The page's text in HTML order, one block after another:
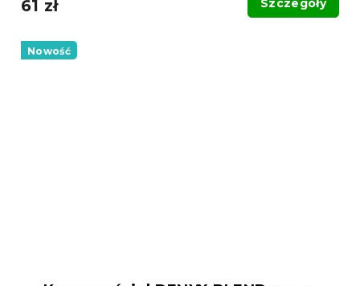
61 zł Szczegóły
Nowość